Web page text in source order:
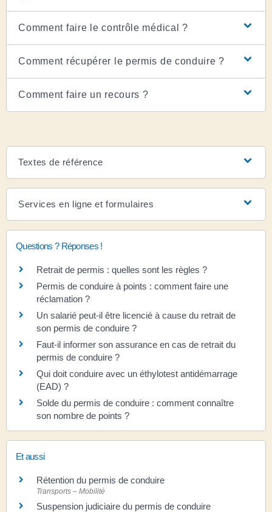
Comment faire le contrôle médical ?
Comment récupérer le permis de conduire ?
Comment faire un recours ?
Textes de référence
Services en ligne et formulaires
Questions ? Réponses !
Retrait de permis : quelles sont les règles ?
Permis de conduire à points : comment faire une
réclamation ?
Un salarié peut-il être licencié à cause du retrait de
son permis de conduire ?
Faut-il informer son assurance en cas de retrait du
permis de conduire ?
Qui doit conduire avec un éthylotest antidémarrage
(EAD) ?
Solde du permis de conduire : comment connaître
son nombre de points ?
Et aussi
Rétention du permis de conduire
Transports – Mobilité
Suspension judiciaire du permis de conduire